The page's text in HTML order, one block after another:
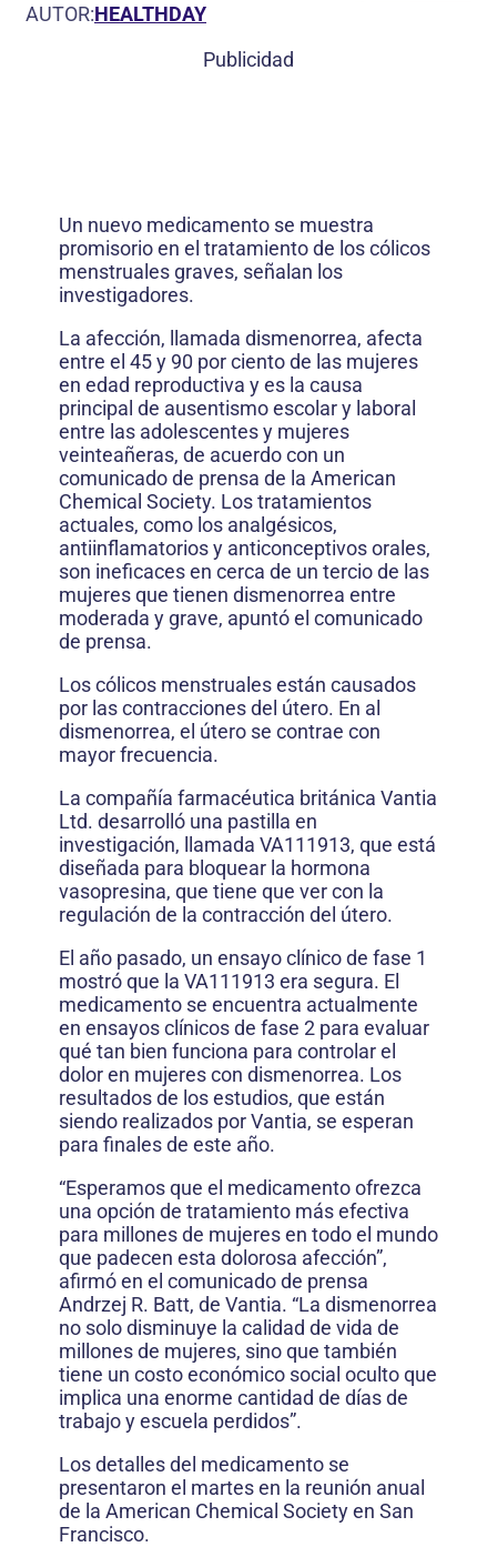
AUTOR:HEALTHDAY
Publicidad
Un nuevo medicamento se muestra
promisorio en el tratamiento de los cólicos
menstruales graves, señalan los
investigadores.
La afección, llamada dismenorrea, afecta
entre el 45 y 90 por ciento de las mujeres
en edad reproductiva y es la causa
principal de ausentismo escolar y laboral
entre las adolescentes y mujeres
veinteañeras, de acuerdo con un
comunicado de prensa de la American
Chemical Society. Los tratamientos
actuales, como los analgésicos,
antiinflamatorios y anticonceptivos orales,
son ineficaces en cerca de un tercio de las
mujeres que tienen dismenorrea entre
moderada y grave, apuntó el comunicado
de prensa.
Los cólicos menstruales están causados
por las contracciones del útero. En al
dismenorrea, el útero se contrae con
mayor frecuencia.
La compañía farmacéutica británica Vantia
Ltd. desarrolló una pastilla en
investigación, llamada VA111913, que está
diseñada para bloquear la hormona
vasopresina, que tiene que ver con la
regulación de la contracción del útero.
El año pasado, un ensayo clínico de fase 1
mostró que la VA111913 era segura. El
medicamento se encuentra actualmente
en ensayos clínicos de fase 2 para evaluar
qué tan bien funciona para controlar el
dolor en mujeres con dismenorrea. Los
resultados de los estudios, que están
siendo realizados por Vantia, se esperan
para finales de este año.
“Esperamos que el medicamento ofrezca
una opción de tratamiento más efectiva
para millones de mujeres en todo el mundo
que padecen esta dolorosa afección”,
afirmó en el comunicado de prensa
Andrzej R. Batt, de Vantia. “La dismenorrea
no solo disminuye la calidad de vida de
millones de mujeres, sino que también
tiene un costo económico social oculto que
implica una enorme cantidad de días de
trabajo y escuela perdidos”.
Los detalles del medicamento se
presentaron el martes en la reunión anual
de la American Chemical Society en San
Francisco.